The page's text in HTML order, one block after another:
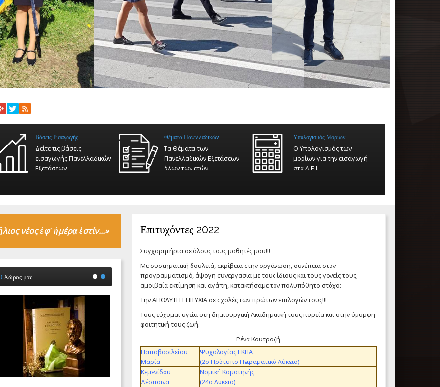
Βάσεις Εισαγωγής
Δείτε τις βάσεις
εισαγωγής Πανελλαδικών
Εξετάσεων
Θέματα Πανελλαδικών
Τα Θέματα των
Πανελλαδικών Εξετάσεων
όλων των ετών
Υπολογισμός Μορίων
Ο Υπολογισμός των
μορίων για την εισαγωγή
στα Α.Ε.Ι.
νέος ἐφ᾽ ἡμέρᾳἐστίν...»
Χώρος μας
Ο
Ο
Επιτυχόντες 2022
Συγχαρητήρια σε όλους τους μαθητές μου!!!
Με συστηματική δουλειά, ακρίβεια στην οργάνωση, συνέπεια στον
προγραμματισμό, άψογη συνεργασία με τους ίδιους και τους γονείς τους,
αμοιβαία εκτίμηση και αγάπη, κατακτήσαμε τον πολυπόθητο στόχο:
Την ΑΠΟΛΥΤΗ ΕΠΙΤΥΧΙΑ σε σχολές των πρώτων επιλογών τους!!!
Τους εύχομαι υγεία στη δημιουργική Ακαδημαϊκή τους πορεία και στην όμορφη
φοιτητική τους ζωή.
Ρένα Κουτροζή
Παπαβασιλείου
Μαρία
Ψυχολογίας ΕΚΠΑ
(2ο Πρότυπο Πειραματικό Λύκειο)
Κεμενίδου
Δέσποινα
Νομική Κομοτηνής
(24ο Λύκειο)